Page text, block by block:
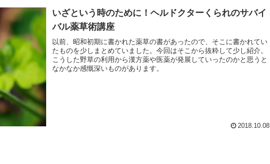
いざという時のために！ヘルドクターくられのサバイ
バル薬草術講座
以前、昭和初期に書かれた薬草の書があったので、そこに書かれてい
たものを少しまとめていました。今回はそこから抜粋して少し紹介。
こうした野草の利用から漢方薬や医薬が発展していったのかと思うと
なかなか感慨深いものがあります。
2018.10.08